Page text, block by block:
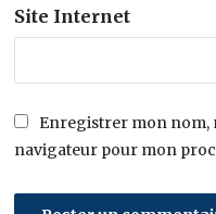
Site Internet
Enregistrer mon nom,
navigateur pour mon